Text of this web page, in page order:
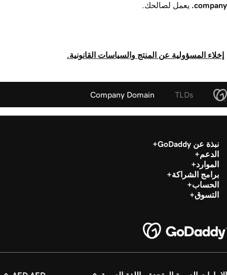
.company يعمل لصالحك.
إخلاء المسؤولية عن المنتج والسياسات القانونية.
TLDs
Company Domain
نبذة عن GoDaddy
الدعم
الموارد
برامج الشراكة
الحساب
التسوق